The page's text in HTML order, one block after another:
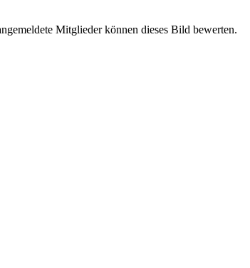
Mitglieder können dieses Bild bewerten.